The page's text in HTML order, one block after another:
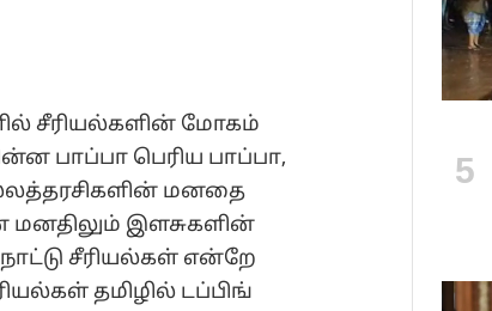
சீரியல்களின் மோகம்
பாப்பா பெரிய பாப்பா,
மனதை
இளசுகளின்
சீரியல்கள் என்றே
தமிழில் டப்பிங்